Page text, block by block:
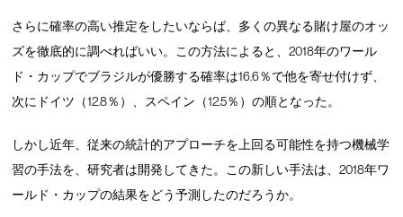
さらに確率の高い推定をしたいならば、多くの異なる賭け屋のオッ
ズを徹底的に調べればいい。この方法によると、2018年のワール
ド・カップでブラジルが優勝する確率は16.6％で他を寄せ付けず、
次にドイツ（12.8％）、スペイン（12.5％）の順となった。
しかし近年、従来の統計的アプローチを上回る可能性を持つ機械学
習の手法を、研究者は開発してきた。この新しい手法は、2018年ワ
ールド・カップの結果をどう予測したのだろうか。